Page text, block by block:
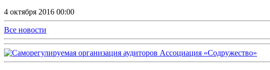
4 октября 2016 00:00
Все новости